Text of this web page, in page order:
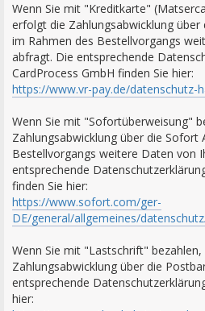
Wenn Sie mit "Kreditkarte"
erfolgt die Zahlungsabwicklung über
im Rahmen des Bestellvorgangs
abfragt. Die entsprechende
CardProcess GmbH finden Sie hier:
https://www.vr-pay.de/datenschutz-
Wenn Sie mit "Sofortüberweisung"
Zahlungsabwicklung über die Sofort
Bestellvorgangs weitere Daten von
entsprechende
finden Sie hier:
https://www.sofort.com/ger-
DE/general/allgemeines/
Wenn Sie mit "Lastschrift"
Zahlungsabwicklung über die
entsprechende
hier: